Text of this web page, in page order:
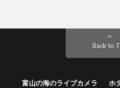
Back to
富山の海のライブカメラ ホ